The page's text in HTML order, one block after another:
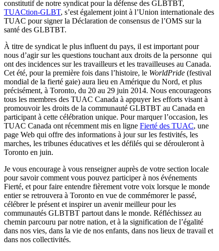
constitutif de notre syndicat pour la défense des GLBTBT,
TUACtion-GLBT, s’est également joint à l’Union internationale des
TUAC pour signer la Déclaration de consensus de l’OMS sur la
santé des GLBTBT.
À titre de syndicat le plus influent du pays, il est important pour
nous d’agir sur les questions touchant aux droits de la personne qui
ont des incidences sur les travailleurs et les travailleuses au Canada.
Cet été, pour la première fois dans l’histoire, le WorldPride (festival
mondial de la fierté gaie) aura lieu en Amérique du Nord, et plus
précisément, à Toronto, du 20 au 29 juin 2014. Nous encourageons
tous les membres des TUAC Canada à appuyer les efforts visant à
promouvoir les droits de la communauté GLBTBT au Canada en
participant à cette célébration unique. Pour marquer l’occasion, les
TUAC Canada ont récemment mis en ligne Fierté des TUAC, une
page Web qui offre des informations à jour sur les festivités, les
marches, les tribunes éducatives et les défilés qui se dérouleront à
Toronto en juin.
Je vous encourage à vous renseigner auprès de votre section locale
pour savoir comment vous pouvez participer à nos événements
Fierté, et pour faire entendre fièrement votre voix lorsque le monde
entier se retrouvera à Toronto en vue de commémorer le passé,
célébrer le présent et inspirer un avenir meilleur pour les
communautés GLBTBT partout dans le monde. Réfléchissez au
chemin parcouru par notre nation, et à la signification de l’égalité
dans nos vies, dans la vie de nos enfants, dans nos lieux de travail et
dans nos collectivités.